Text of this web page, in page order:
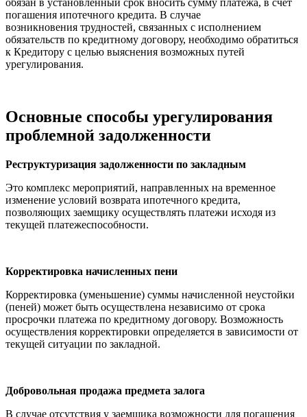
обязан в установленный срок вносить сумму платежа, в счет
погашения ипотечного кредита. В случае
возникновения трудностей, связанных с исполнением
обязательств по кредитному договору, необходимо обратиться
к Кредитору с целью выяснения возможных путей
урегулирования.
Основные способы урегулирования
проблемной задолженности
Реструктуризация задолженности по закладным
Это комплекс мероприятий, направленных на временное
изменение условий возврата ипотечного кредита,
позволяющих заемщику осуществлять платежи исходя из
текущей платежеспособности.
Корректировка начисленных пени
Корректировка (уменьшение) суммы начисленной неустойки
(пеней) может быть осуществлена независимо от срока
просрочки платежа по кредитному договору. Возможность
осуществления корректировки определяется в зависимости от
текущей ситуации по закладной.
Добровольная продажа предмета залога
В случае отсутствия у заемщика возможности для погашения